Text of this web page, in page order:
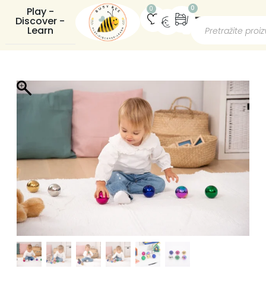
Play -
Discover -
Learn
0 0